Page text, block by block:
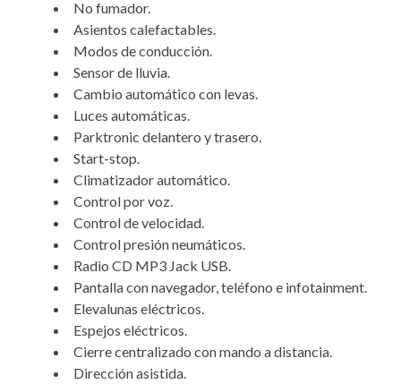
No fumador.
Asientos calefactables.
Modos de conducción.
Sensor de lluvia.
Cambio automático con levas.
Luces automáticas.
Parktronic delantero y trasero.
Start-stop.
Climatizador automático.
Control por voz.
Control de velocidad.
Control presión neumáticos.
Radio CD MP3 Jack USB.
Pantalla con navegador, teléfono e infotainment.
Elevalunas eléctricos.
Espejos eléctricos.
Cierre centralizado con mando a distancia.
Dirección asistida.